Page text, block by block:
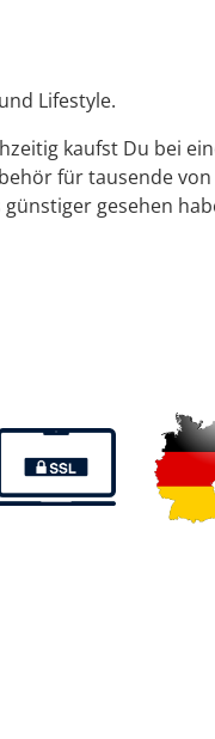
Lifestyle.
kaufst Du bei
für tausende
gesehen